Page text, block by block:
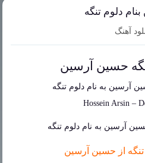
دلوم تنگه
آهنگ
حسین آرسین
آرسین به نام دلوم تنگه
Hossein Arsin –
از حسین آرسین